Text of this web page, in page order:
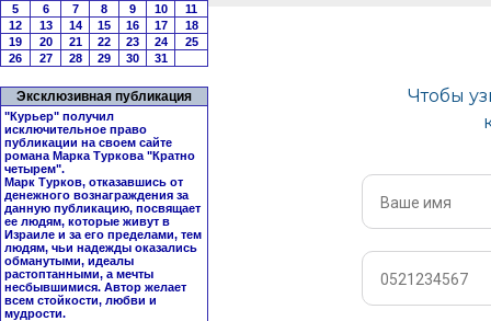
5
6 7 8 9 10
11
12
13 14 15 16 17
18
19
20 21 22 23 24
25
26
27 28 29 30 31
Эксклюзивная публикация
"Курьер" получил
исключительное право
публикации на своем сайте
романа Марка Туркова "Кратно
четырем".
Марк Турков, отказавшись от
денежного вознаграждения за
данную публикацию, посвящает
ее людям, которые живут в
Израиле и за его пределами, тем
людям, чьи надежды оказались
обманутыми, идеалы
растоптанными, а мечты
несбывшимися. Автор желает
всем стойкости, любви и
мудрости.